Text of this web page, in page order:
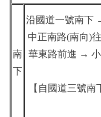
南
下
沿國道一號南下
中正南路(南向)
華東路前進 →
【自國道三號南